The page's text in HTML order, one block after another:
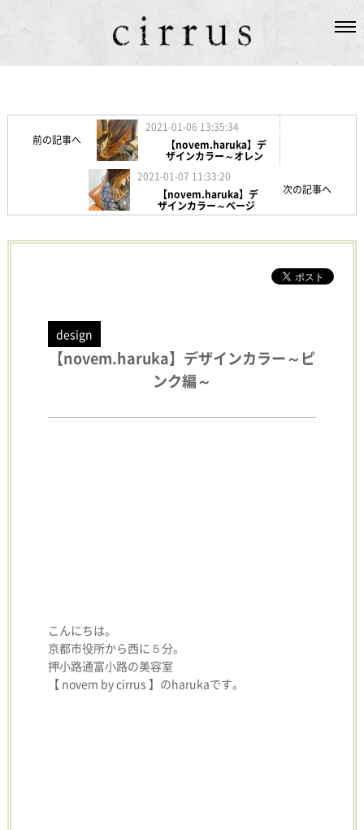
ABOUT US
STAFF
HAIR
前の記事へ
2021-01-06 13:35:34
【novem.haruka】デ
ザインカラー～オレン
2021-01-07 11:33:20
【novem.haruka】デ
ザインカラー～ベージ
ュ編～
次の記事へ
design
【novem.haruka】デザインカラー～ピ
ンク編～
こんにちは。
京都市役所から西に５分。
押小路通富小路の美容室
【 novem by cirrus 】のharukaです。